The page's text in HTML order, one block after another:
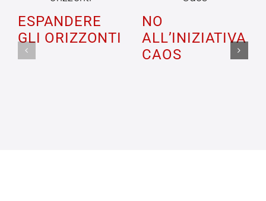
ESPANDERE
GLI ORIZZONTI
NO
ALL’INIZIATIVA
CAOS